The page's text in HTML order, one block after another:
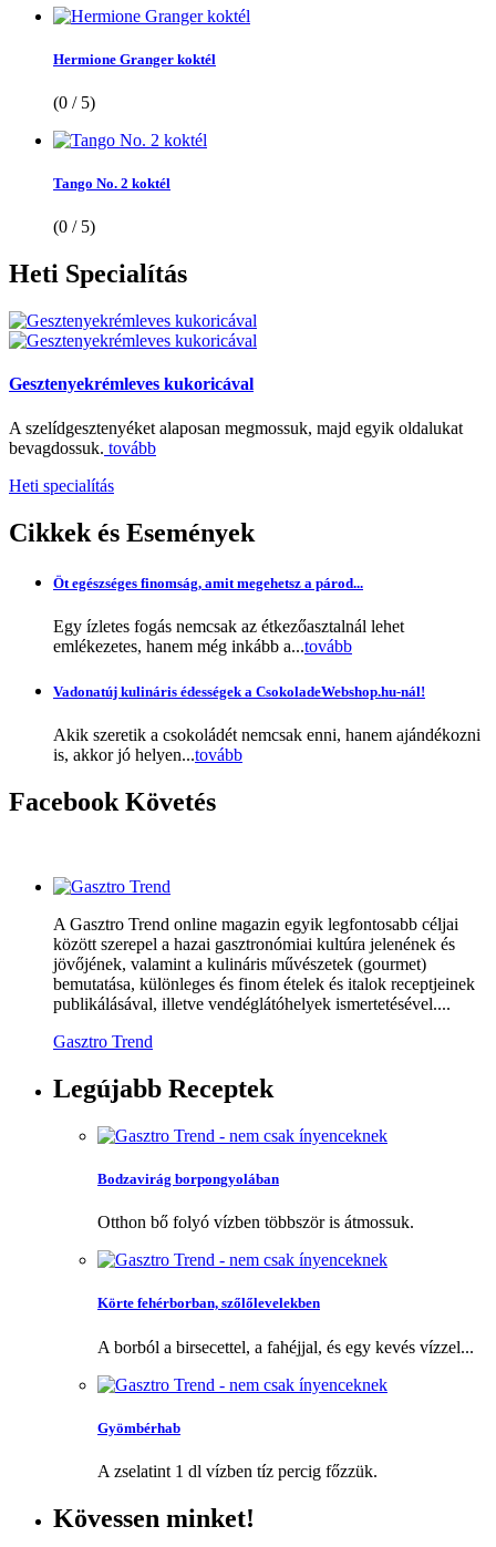
Hermione Granger koktél
(0 / 5)
Tango No. 2 koktél
(0 / 5)
Heti Specialítás
Gesztenyekrémleves kukoricával
A szelídgesztenyéket alaposan megmossuk, majd egyik oldalukat
bevagdossuk. tovább
Heti specialítás
Cikkek és Események
Öt egészséges finomság, amit megehetsz a párod...
Egy ízletes fogás nemcsak az étkezőasztalnál lehet
emlékezetes, hanem még inkább a...tovább
Vadonatúj kulináris édességek a CsokoladeWebshop.hu-nál!
Akik szeretik a csokoládét nemcsak enni, hanem ajándékozni
is, akkor jó helyen...tovább
Facebook Követés
A Gasztro Trend online magazin egyik legfontosabb céljai
között szerepel a hazai gasztronómiai kultúra jelenének és
jövőjének, valamint a kulináris művészetek (gourmet)
bemutatása, különleges és finom ételek és italok receptjeinek
publikálásával, illetve vendéglátóhelyek ismertetésével....
Gasztro Trend
Legújabb Receptek
Bodzavirág borpongyolában
Otthon bő folyó vízben többször is átmossuk.
Körte fehérborban, szőlőlevelekben
A borból a birsecettel, a fahéjjal, és egy kevés vízzel...
Gyömbérhab
A zselatint 1 dl vízben tíz percig főzzük.
Kövessen minket!